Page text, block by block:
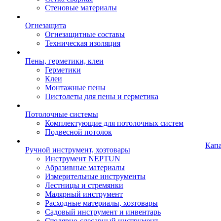
Стеновые материалы
Огнезащита
Огнезащитные составы
Техническая изоляция
Пены, герметики, клеи
Герметики
Клеи
Монтажные пены
Пистолеты для пены и герметика
Потолочные системы
Комплектующие для потолочных систем
Подвесной потолок
Ручной инструмент, хозтовары
Инструмент NEPTUN
Абразивные материалы
Измерительные инструменты
Лестницы и стремянки
Малярный инструмент
Расходные материалы, хозтовары
Садовый инструмент и инвентарь